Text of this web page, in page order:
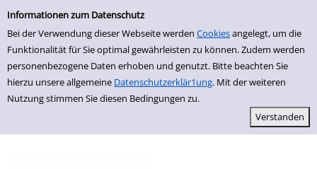
Einfache Suche
Informationen zum Datenschutz
Bei der Verwendung dieser Webseite werden Cookiesangelegt, um die
Funktionalität für Sie optimal gewährleisten zu können. Zudem werden
personenbezogene Daten erhoben und genutzt. Bitte beachten Sie
hierzu unsere allgemeine Datenschutzerklär1ung. Mit der weiteren
Nutzung stimmen Sie diesen Bedingungen zu.
zur Navigation springen
zum Inhalt springen
Zu den Suchfiltern springen
Zur Trefferliste springen